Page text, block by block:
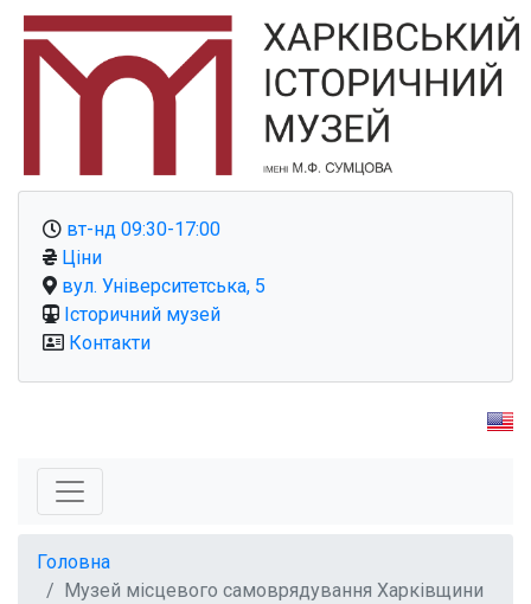
вт-нд 09:30-17:00
Ціни
вул. Університетська, 5
Історичний музей
Контакти
Головна
Музей місцевого самоврядування Харківщини